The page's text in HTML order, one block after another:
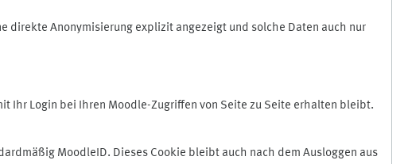
direkte Anonymisierung explizit angezeigt und solche Daten auch nur
Ihr Login bei Ihren Moodle-Zugriffen von Seite zu Seite erhalten bleibt.
MoodleID. Dieses Cookie bleibt auch nach dem Ausloggen aus